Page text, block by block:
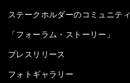
ステークホルダーのコミュニティ
「フォーラム・ストーリー」
プレスリリース
フォトギャラリー